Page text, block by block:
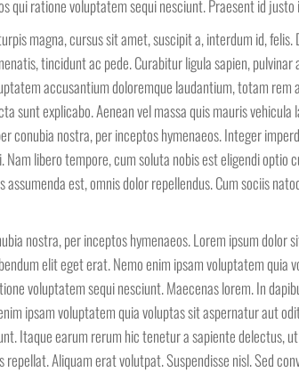
qui ratione voluptatem sequi nesciunt. Praesent id
magna, cursus sit amet, suscipit a, interdum id,
tincidunt ac pede. Curabitur ligula sapien, pulvinar
accusantium doloremque laudantium, totam rem
sunt explicabo. Aenean vel massa quis mauris
conubia nostra, per inceptos hymenaeos. Integer
libero tempore, cum soluta nobis est eligendi optio
est, omnis dolor repellendus. Cum sociis
nostra, per inceptos hymenaeos. Lorem ipsum dolor
elit eget erat. Nemo enim ipsam voluptatem
voluptatem sequi nesciunt. Maecenas lorem. In
ipsam voluptatem quia voluptas sit aspernatur aut
Itaque earum rerum hic tenetur a sapiente delectus,
Aliquam erat volutpat. Suspendisse nisl. Sed